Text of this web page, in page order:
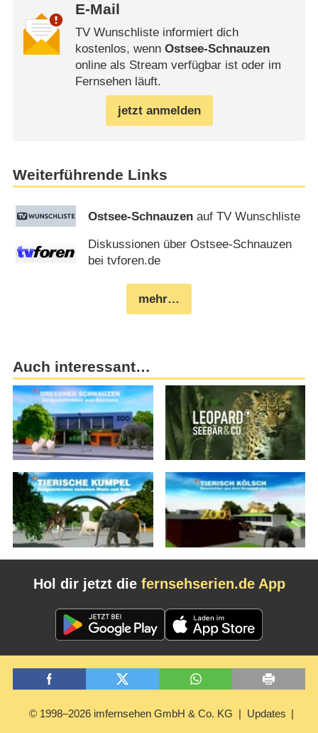
E-Mail
TV Wunschliste informiert dich
kostenlos, wenn Ostsee-Schnauzen
online als Stream verfügbar ist oder im
Fernsehen läuft.
jetzt anmelden
Weiterführende Links
Ostsee-Schnauzen auf TV Wunschliste
Diskussionen über Ostsee-Schnauzen
bei tvforen.de
mehr…
Auch interessant…
Hol dir jetzt die fernsehserien.de App
© 1998–2026 imfernsehen GmbH & Co. KG Updates